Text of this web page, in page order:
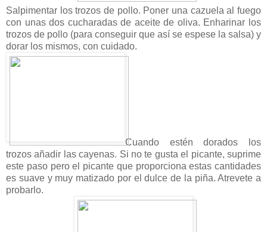
Salpimentar los trozos de pollo. Poner una cazuela al fuego
con unas dos cucharadas de aceite de oliva. Enharinar los
trozos de pollo (para conseguir que así se espese la salsa) y
dorar los mismos, con cuidado.
Cuando estén dorados los
trozos añadir las cayenas. Si no te gusta el picante, suprime
este paso pero el picante que proporciona estas cantidades
es suave y muy matizado por el dulce de la piña. Atrevete a
probarlo.